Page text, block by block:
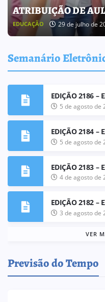
BOLETIM
BOLETIM INFORMATIVO 25
Semanário
EDIÇÃO 2186 –
5 de agosto de
EDIÇÃO 2184 –
5 de agosto de
EDIÇÃO 2183 –
4 de agosto de
EDIÇÃO 2182 –
3 de agosto de
VER
Previsão do Tempo